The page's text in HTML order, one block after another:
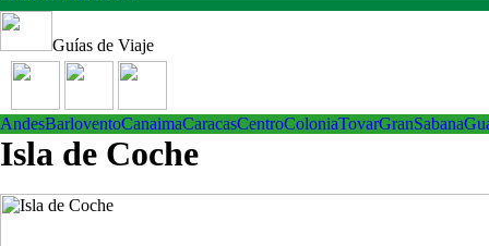
Guías de Viaje
AndesBarloventoCanaimaCaracasCentroColoniaTovarGranSabana
Isla de Coche